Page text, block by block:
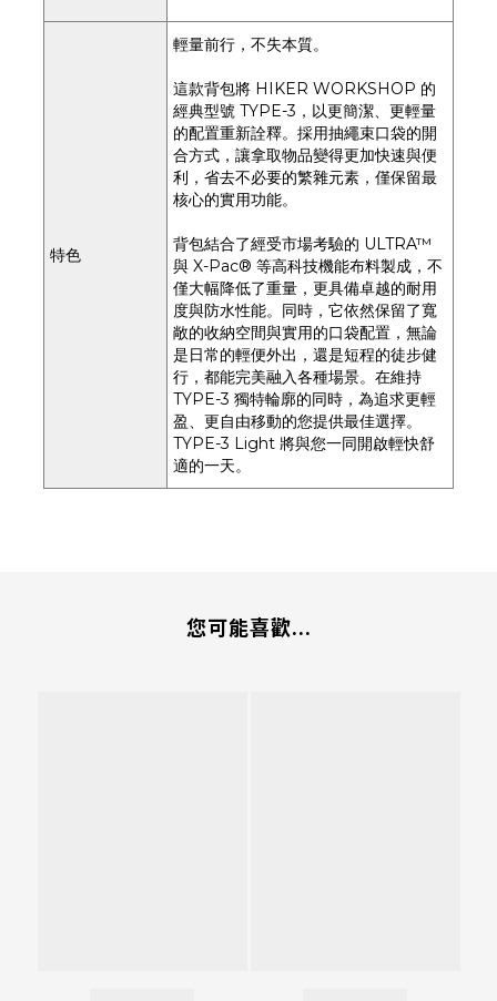
特色
輕量前行，不失本質。
這款背包將 HIKER WORKSHOP 的
經典型號 TYPE-3，以更簡潔、更輕量
的配置重新詮釋。採用抽繩束口袋的開
合方式，讓拿取物品變得更加快速與便
利，省去不必要的繁雜元素，僅保留最
核心的實用功能。
背包結合了經受市場考驗的 ULTRA™
與 X-Pac® 等高科技機能布料製成，不
僅大幅降低了重量，更具備卓越的耐用
度與防水性能。同時，它依然保留了寬
敞的收納空間與實用的口袋配置，無論
是日常的輕便外出，還是短程的徒步健
行，都能完美融入各種場景。在維持
TYPE-3 獨特輪廓的同時，為追求更輕
盈、更自由移動的您提供最佳選擇。
TYPE-3 Light 將與您一同開啟輕快舒
適的一天。
您可能喜歡...